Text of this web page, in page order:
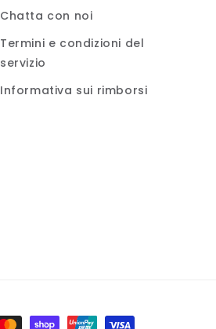
Chatta con noi
Termini e condizioni del
servizio
Informativa sui rimborsi